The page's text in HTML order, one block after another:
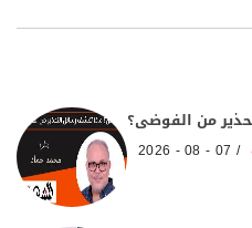
من الفوضى؟
07 - 08 - 2026